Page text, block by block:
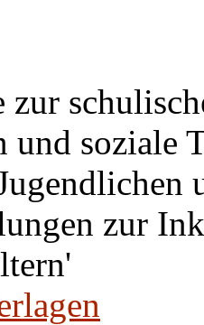
zur
und soziale
zur